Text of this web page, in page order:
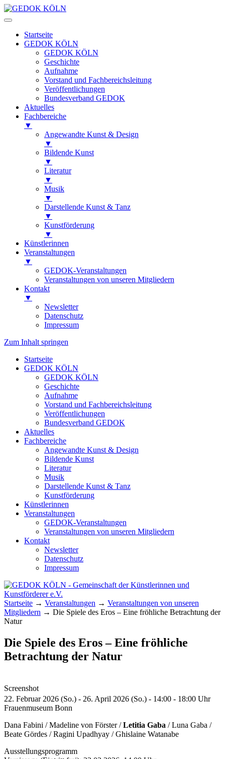
Startseite
GEDOK KÖLN
GEDOK KÖLN
Geschichte
Aufnahme
Vorstand und Fachbereichsleitung
Veröffentlichungen
Bundesverband GEDOK
Aktuelles
Fachbereiche
▼
Angewandte Kunst & Design
▼
Bildende Kunst
▼
Literatur
▼
Musik
▼
Darstellende Kunst & Tanz
▼
Kunstförderung
▼
Künstlerinnen
Veranstaltungen
▼
GEDOK-Veranstaltungen
Veranstaltungen von unseren Mitgliedern
Kontakt
▼
Newsletter
Datenschutz
Impressum
Zum Inhalt springen
Startseite
GEDOK KÖLN
GEDOK KÖLN
Geschichte
Aufnahme
Vorstand und Fachbereichsleitung
Veröffentlichungen
Bundesverband GEDOK
Aktuelles
Fachbereiche
Angewandte Kunst & Design
Bildende Kunst
Literatur
Musik
Darstellende Kunst & Tanz
Kunstförderung
Künstlerinnen
Veranstaltungen
GEDOK-Veranstaltungen
Veranstaltungen von unseren Mitgliedern
Kontakt
Newsletter
Datenschutz
Impressum
GEDOK KÖLN
Gemeinschaft der Künstlerinnen und
Kunstförderer e.V.
Startseite → Veranstaltungen → Veranstaltungen von unseren
Mitgliedern → Die Spiele des Eros – Eine fröhliche Betrachtung der
Natur
Die Spiele des Eros – Eine fröhliche
Betrachtung der Natur
Screenshot
22. Februar 2026 (So.) - 26. April 2026 (So.) - 14:00 - 18:00 Uhr
Frauenmuseum Bonn
Dana Fabini / Madeline von Förster /Letitia Gaba / Luna Gaba /
Beate Gördes / Ragini Upadhyay / Ghislaine Watanabe
Ausstellungsprogramm